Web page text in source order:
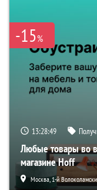
-15%
13:28:48
Любые товары во
магазине Hoff
Москва, 1-й